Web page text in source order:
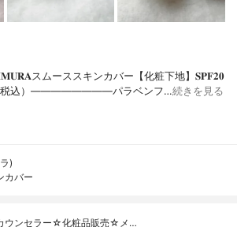
ムーススキンカバー【化粧下地】𝐒𝐏𝐅𝟐𝟎
税込）⁡————————パラベンフ…続きを見る
)
カバー
ウンセラー☆化粧品販売☆メ…